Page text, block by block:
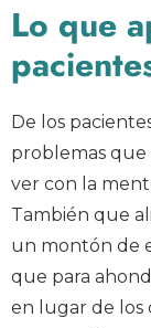
Lo que
De los
problemas
ver con la
También que
un montón de
que para
en lugar de los